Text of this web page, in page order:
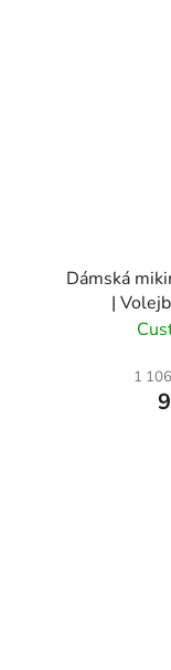
Dámská
|
1